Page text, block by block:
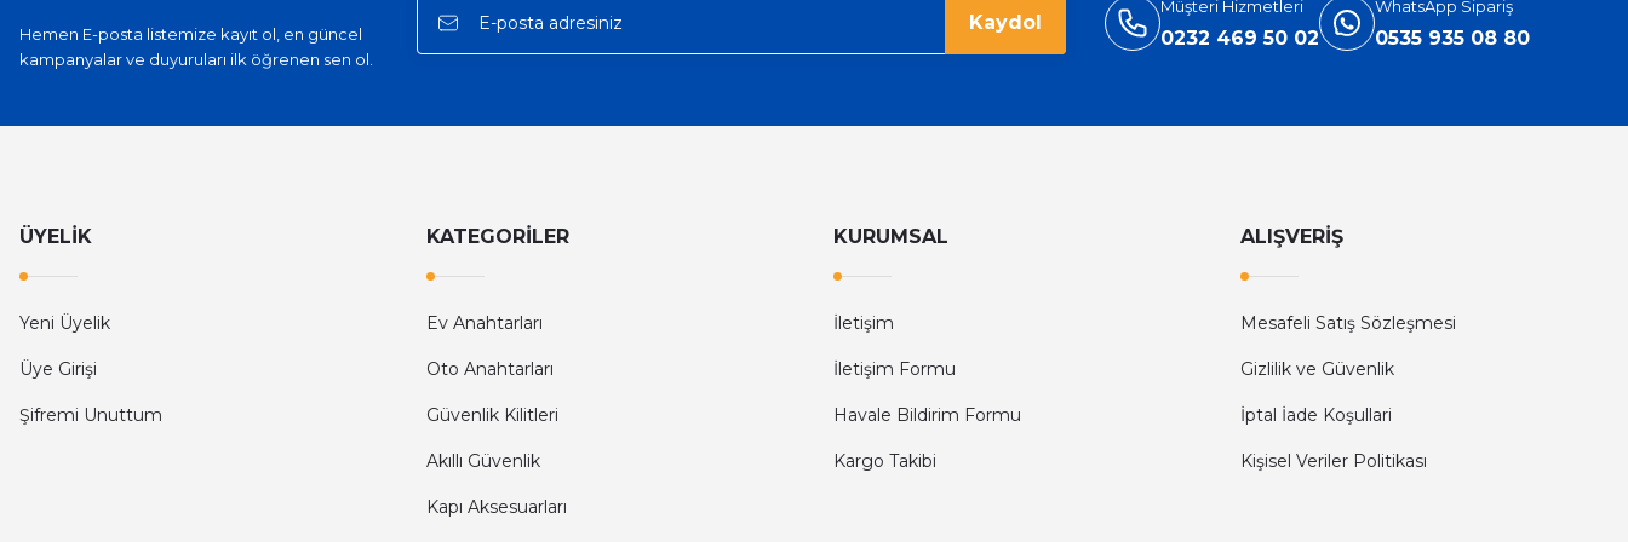
Hemen E-posta listemize kayıt ol, en güncel
kampanyalar ve duyuruları ilk öğrenen sen ol.
Kaydol
Müşteri Hizmetleri
0232 469 50 02
WhatsApp Sipariş
0535 935 08 80
ÜYELİK
Yeni Üyelik
Üye Girişi
Şifremi Unuttum
KATEGORİLER
Ev Anahtarları
Oto Anahtarları
Güvenlik Kilitleri
Akıllı Güvenlik
Kapı Aksesuarları
KURUMSAL
İletişim
İletişim Formu
Havale Bildirim Formu
Kargo Takibi
ALIŞVERİŞ
Mesafeli Satış Sözleşmesi
Gizlilik ve Güvenlik
İptal İade Koşullari
Kişisel Veriler Politikası